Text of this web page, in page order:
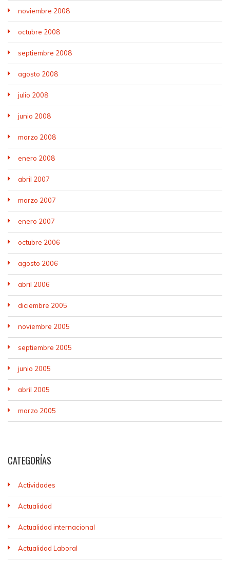
noviembre 2008
octubre 2008
septiembre 2008
agosto 2008
julio 2008
junio 2008
marzo 2008
enero 2008
abril 2007
marzo 2007
enero 2007
octubre 2006
agosto 2006
abril 2006
diciembre 2005
noviembre 2005
septiembre 2005
junio 2005
abril 2005
marzo 2005
CATEGORÍAS
Actividades
Actualidad
Actualidad internacional
Actualidad Laboral